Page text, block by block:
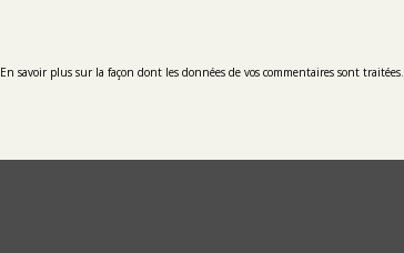
En savoir plus sur la façon dont les données de vos commentaires sont traitées.